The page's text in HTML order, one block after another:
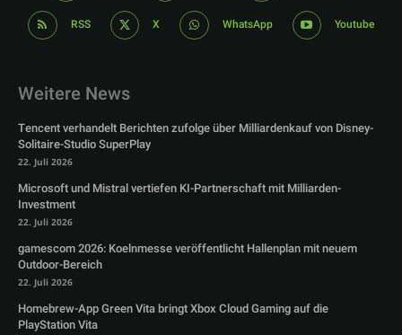
RSS X WhatsApp Youtube
Weitere News
Tencent verhandelt Berichten zufolge über Milliardenkauf von Disney-
Solitaire-Studio SuperPlay
22. Juli 2026
Microsoft und Mistral vertiefen KI-Partnerschaft mit Milliarden-
Investment
22. Juli 2026
gamescom 2026: Koelnmesse veröffentlicht Hallenplan mit neuem
Outdoor-Bereich
22. Juli 2026
Homebrew-App Green Vita bringt Xbox Cloud Gaming auf die
PlayStation Vita